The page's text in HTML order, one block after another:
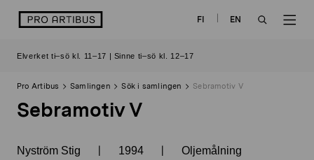
logo FI
EN
Elverket ti–sö kl. 11–17 | Sinne ti–sö kl. 12–17
Pro Artibus Samlingen Sök i samlingen Sebramotiv V
Sebramotiv V
Nyström Stig | 1994 | Oljemålning